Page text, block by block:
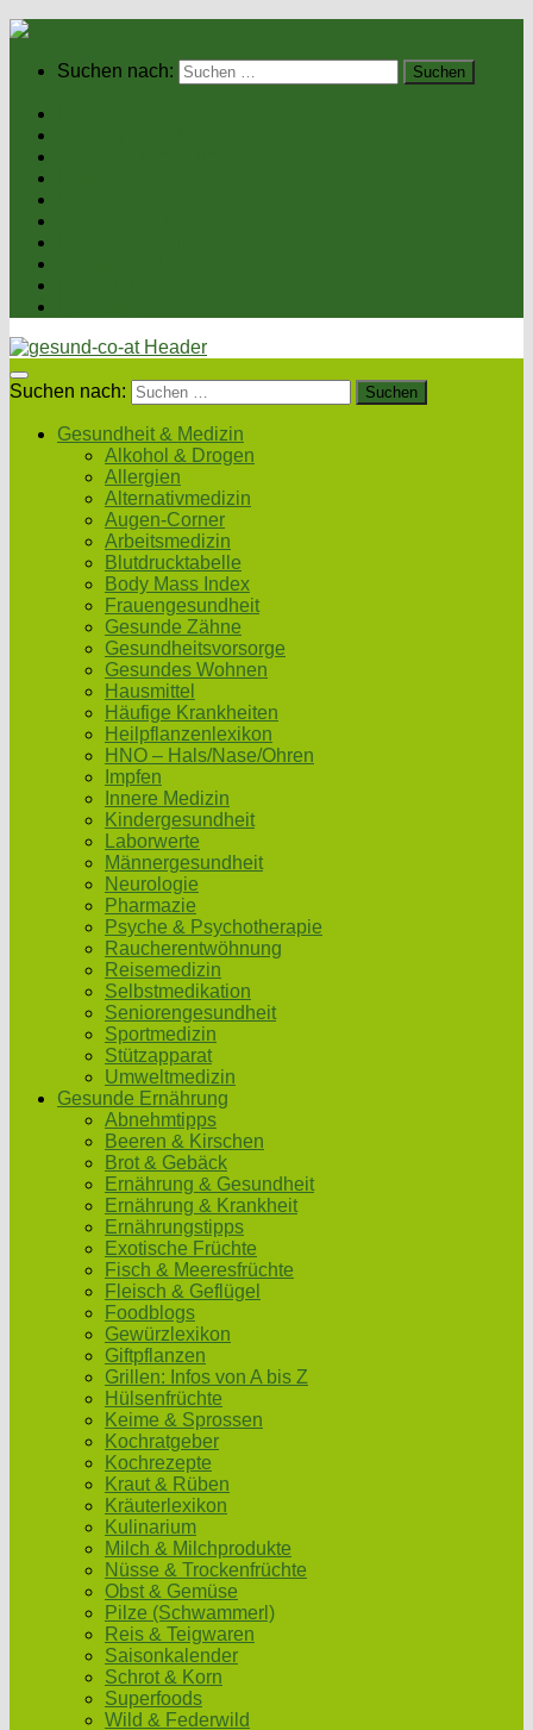
Suchen nach:
Suchen nach:
Gesundheit & Medizin
Alkohol & Drogen
Allergien
Alternativmedizin
Augen-Corner
Arbeitsmedizin
Blutdrucktabelle
Body Mass Index
Frauengesundheit
Gesunde Zähne
Gesundheitsvorsorge
Gesundes Wohnen
Hausmittel
Häufige Krankheiten
Heilpflanzenlexikon
HNO – Hals/Nase/Ohren
Impfen
Innere Medizin
Kindergesundheit
Laborwerte
Männergesundheit
Neurologie
Pharmazie
Psyche & Psychotherapie
Raucherentwöhnung
Reisemedizin
Selbstmedikation
Seniorengesundheit
Sportmedizin
Stützapparat
Umweltmedizin
Gesunde Ernährung
Abnehmtipps
Beeren & Kirschen
Brot & Gebäck
Ernährung & Gesundheit
Ernährung & Krankheit
Ernährungstipps
Exotische Früchte
Fisch & Meeresfrüchte
Fleisch & Geflügel
Foodblogs
Gewürzlexikon
Giftpflanzen
Grillen: Infos von A bis Z
Hülsenfrüchte
Keime & Sprossen
Kochratgeber
Kochrezepte
Kraut & Rüben
Kräuterlexikon
Kulinarium
Milch & Milchprodukte
Nüsse & Trockenfrüchte
Obst & Gemüse
Pilze (Schwammerl)
Reis & Teigwaren
Saisonkalender
Schrot & Korn
Superfoods
Wild & Federwild